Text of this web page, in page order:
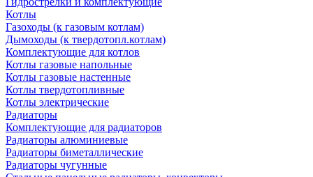
Котлы
Газоходы (к газовым котлам)
Дымоходы (к твердотопл.котлам)
Комплектующие для котлов
Котлы газовые напольные
Котлы газовые настенные
Котлы твердотопливные
Котлы электрические
Радиаторы
Комплектующие для радиаторов
Радиаторы алюминиевые
Радиаторы биметаллические
Радиаторы чугунные